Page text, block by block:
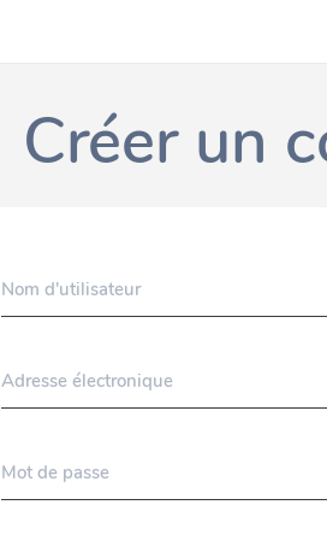
Créer un
Nom d'utilisateur
Adresse électronique
Mot de passe